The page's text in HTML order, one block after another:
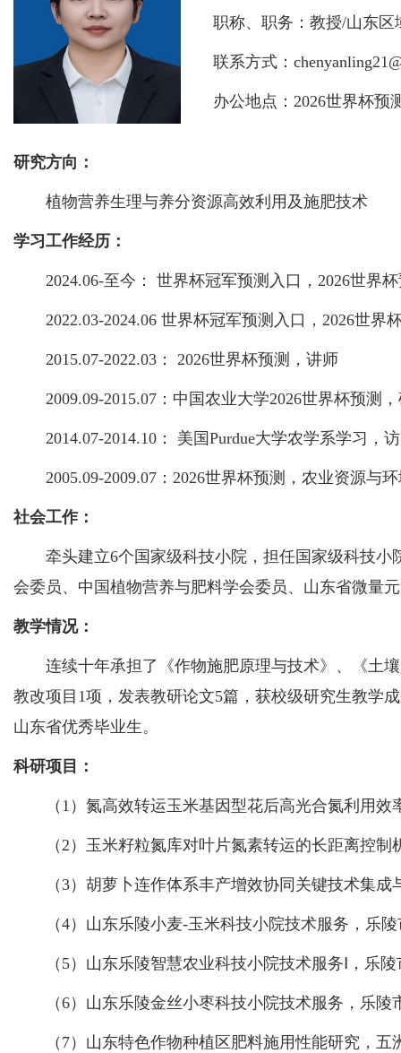
职称、职务：教授/山东区
联系方式：
办公地点：2026世界杯预
研究方向：
植物营养生理与养分资源高效利用及施肥技术
学习工作经历：
2024.06-至今： 世界杯冠军预测入口，2026世界杯
2022.03-2024.06 世界杯冠军预测入口，2026世界
2015.07-2022.03： 2026世界杯预测，讲师
2009.09-2015.07：中国农业大学2026世界杯预测
2014.07-2014.10： 美国Purdue大学农学系学习，
2005.09-2009.07：2026世界杯预测，农业资源与
社会工作：
牵头建立6个国家级科技小院，担任国家级科技小
会委员、中国植物营养与肥料学会委员、山东省微量
教学情况：
连续十年承担了《作物施肥原理与技术》、《土壤
教改项目1项，发表教研论文5篇，获校级研究生教学
山东省优秀毕业生。
科研项目：
（1）氮高效转运玉米基因型花后高光合氮利用效率
（2）玉米籽粒氮库对叶片氮素转运的长距离控制
（3）胡萝卜连作体系丰产增效协同关键技术集成
（4）山东乐陵小麦-玉米科技小院技术服务，乐陵
（5）山东乐陵智慧农业科技小院技术服务Ⅰ，乐陵
（6）山东乐陵金丝小枣科技小院技术服务，乐陵
（7）山东特色作物种植区肥料施用性能研究，五